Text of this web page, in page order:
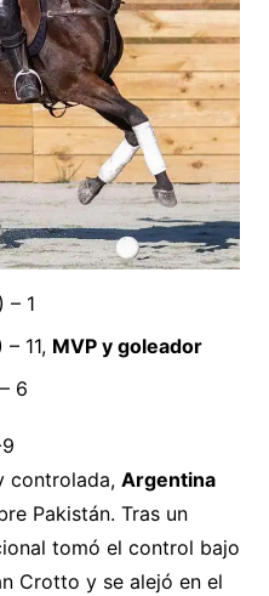
– 1
11, MVP y goleador
6
controlada, Argentina
Pakistán. Tras un
tomó el control bajo
Crotto y se alejó en el